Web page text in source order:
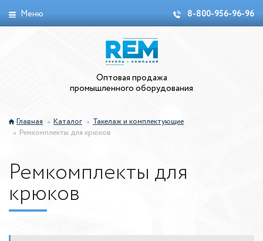
Меню 8-800-956-96-96
Оптовая продажа
промышленного оборудования
Главная Каталог
Такелаж и комплектующие
Ремкомплекты для крюков
Ремкомплекты для
крюков